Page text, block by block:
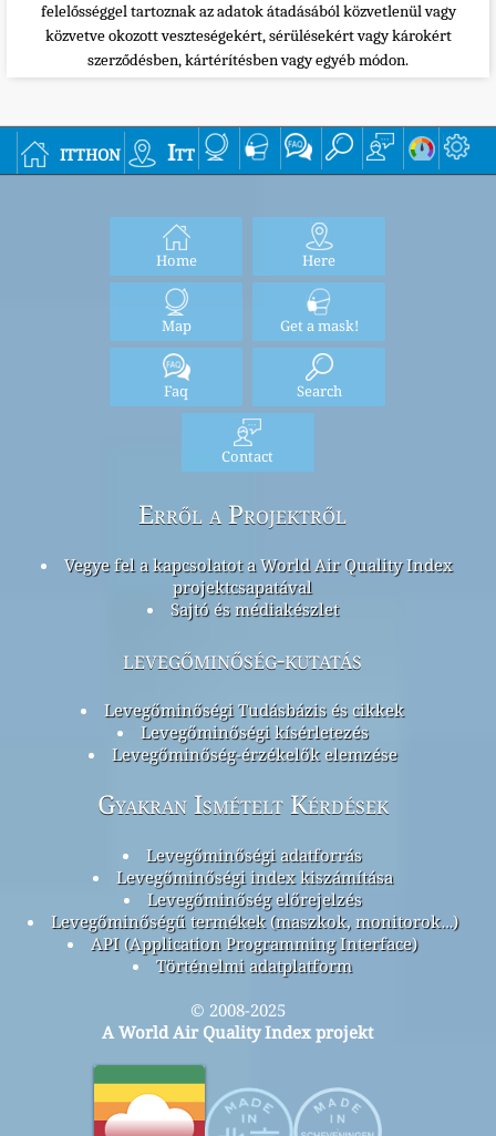
felelősséggel tartoznak az adatok átadásából közvetlenül vagy
közvetve okozott veszteségekért, sérülésekért vagy károkért
szerződésben, kártérítésben vagy egyéb módon.
itthon Itt
Home Here
Map Get a mask!
Faq Search
Contact
Erről a Projektről
Vegye fel a kapcsolatot a World Air Quality Index
projektcsapatával
Sajtó és médiakészlet
levegőminőség-kutatás
Levegőminőségi Tudásbázis és cikkek
Levegőminőségi kísérletezés
Levegőminőség-érzékelők elemzése
Gyakran Ismételt Kérdések
Levegőminőségi adatforrás
Levegőminőségi index kiszámítása
Levegőminőség előrejelzés
Levegőminőségű termékek (maszkok, monitorok…)
API (Application Programming Interface)
Történelmi adatplatform
© 2008-2025
A World Air Quality Index projekt